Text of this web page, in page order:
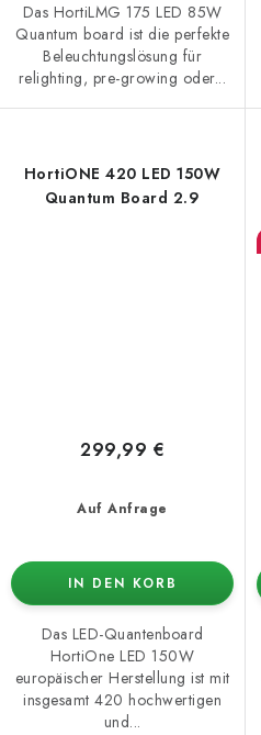
Das HortiLMG 175 LED 85W
Quantum board ist die perfekte
Beleuchtungslösung für
relighting, pre-growing oder...
HortiONE 420 LED 150W
Quantum Board 2.9
Auf Anfrage
299,99 €
IN DEN KORB
Das LED-Quantenboard
HortiOne LED 150W
europäischer Herstellung ist mit
insgesamt 420 hochwertigen
und...